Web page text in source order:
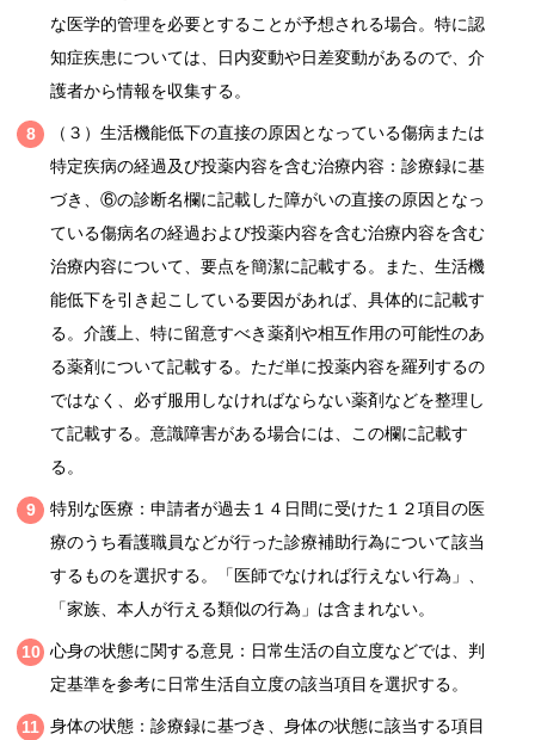
な医学的管理を必要とすることが予想される場合。特に認
知症疾患については、日内変動や日差変動があるので、介
護者から情報を収集する。
（３）生活機能低下の直接の原因となっている傷病または
特定疾病の経過及び投薬内容を含む治療内容：診療録に基
づき、⑥の診断名欄に記載した障がいの直接の原因となっ
ている傷病名の経過および投薬内容を含む治療内容を含む
治療内容について、要点を簡潔に記載する。また、生活機
能低下を引き起こしている要因があれば、具体的に記載す
る。介護上、特に留意すべき薬剤や相互作用の可能性のあ
る薬剤について記載する。ただ単に投薬内容を羅列するの
ではなく、必ず服用しなければならない薬剤などを整理し
て記載する。意識障害がある場合には、この欄に記載す
る。
特別な医療：申請者が過去１４日間に受けた１２項目の医
療のうち看護職員などが行った診療補助行為について該当
するものを選択する。「医師でなければ行えない行為」、
「家族、本人が行える類似の行為」は含まれない。
心身の状態に関する意見：日常生活の自立度などでは、判
定基準を参考に日常生活自立度の該当項目を選択する。
身体の状態：診療録に基づき、身体の状態に該当する項目